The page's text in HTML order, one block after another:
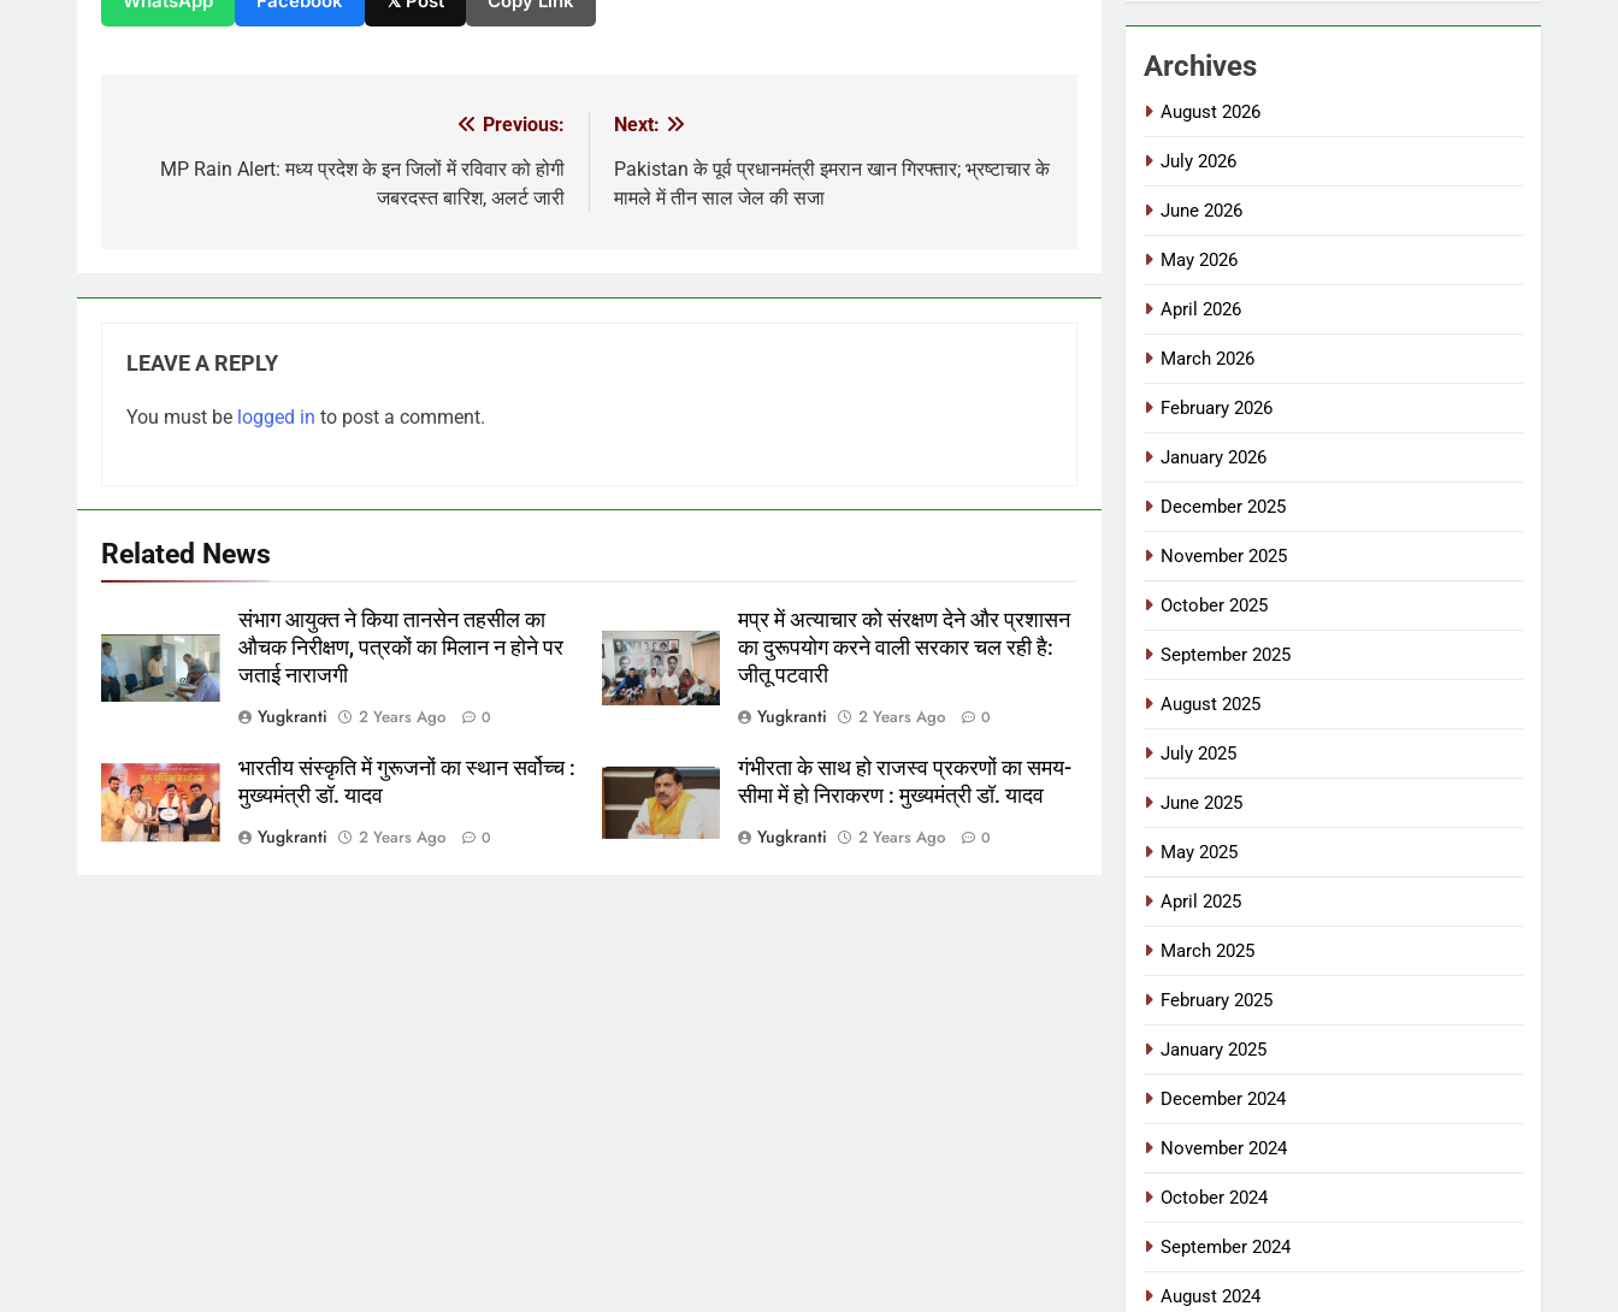
navigation
Previous:
MP Rain Alert: मध्य प्रदेश के इन जिलों में रविवार को होगी
जबरदस्त बारिश, अलर्ट जारी
Next:
Pakistan के पूर्व प्रधानमंत्री इमरान खान गिरफ्तार; भ्रष्टाचार के
मामले में तीन साल जेल की सजा
LEAVE A REPLY
You must be logged in to post a comment.
Related News
संभाग आयुक्त ने किया तानसेन तहसील का
औचक निरीक्षण, पत्रकों का मिलान न होने पर
जताई नाराजगी
Yugkranti
2 Years Ago 0
मप्र में अत्याचार को संरक्षण देने और प्रशासन
का दुरूपयोग करने वाली सरकार चल रही है:
जीतू पटवारी
Yugkranti
2 Years Ago 0
भारतीय संस्कृति में गुरूजनों का स्थान सर्वोच्च :
मुख्यमंत्री डॉ. यादव
Yugkranti
2 Years Ago 0
गंभीरता के साथ हो राजस्व प्रकरणों का समय-
सीमा में हो निराकरण : मुख्यमंत्री डॉ. यादव
Yugkranti
2 Years Ago 0
Archives
August 2026
July 2026
June 2026
May 2026
April 2026
March 2026
February 2026
January 2026
December 2025
November 2025
October 2025
September 2025
August 2025
July 2025
June 2025
May 2025
April 2025
March 2025
February 2025
January 2025
December 2024
November 2024
October 2024
September 2024
August 2024